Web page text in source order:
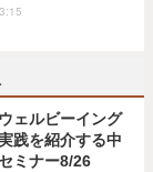
ェルビーイング
践を紹介する中
ミナー8/26